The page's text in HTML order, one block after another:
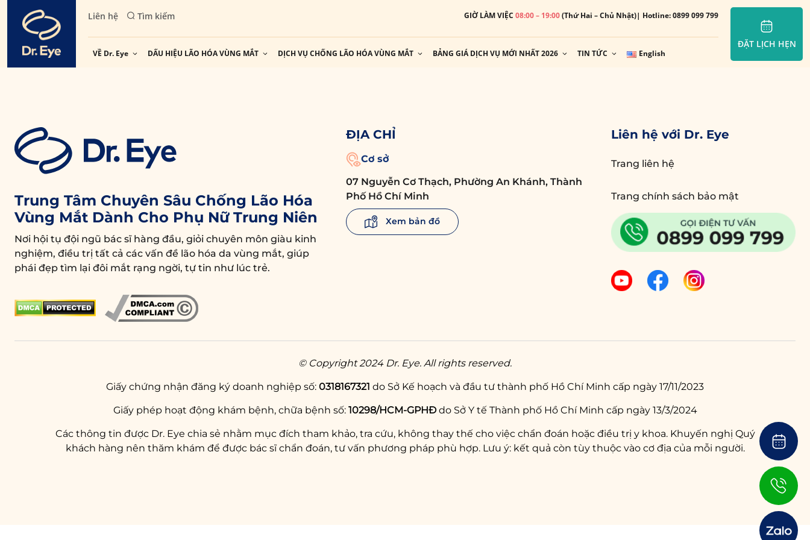
content
Liên hệ Tìm kiếm GIỜ LÀM VIỆC 08:00 – 19:00(Thứ Hai – Chủ Nhật)| Hotline: 0899 099 799
VỀ Dr. Eye DẤU HIỆU LÃO HÓA VÙNG MẮT DỊCH VỤ CHỐNG LÃO HÓA VÙNG MẮT BẢNG GIÁ DỊCH VỤ MỚI NHẤT 2026 TIN TỨC English
ĐẶT LỊCH HẸN
Trung Tâm Chuyên Sâu Chống Lão Hóa
Vùng Mắt Dành Cho Phụ Nữ Trung Niên
Nơi hội tụ đội ngũ bác sĩ hàng đầu, giỏi chuyên môn giàu kinh
nghiệm, điều trị tất cả các vấn đề lão hóa da vùng mắt, giúp
phái đẹp tìm lại đôi mắt rạng ngời, tự tin như lúc trẻ.
ĐỊA CHỈ
Cơ sở
07 Nguyễn Cơ Thạch, Phường An Khánh, Thành
Phố Hồ Chí Minh
Xem bản đồ
Liên hệ với Dr. Eye
Trang liên hệ
Trang chính sách bảo mật
© Copyright 2024 Dr. Eye. All rights reserved.
Giấy chứng nhận đăng ký doanh nghiệp số: 0318167321 do Sở Kế hoạch và đầu tư thành phố Hồ Chí Minh cấp ngày 17/11/2023
Giấy phép hoạt động khám bệnh, chữa bệnh số: 10298/HCM-GPHĐdo Sở Y tế Thành phố Hồ Chí Minh cấp ngày 13/3/2024
Các thông tin được Dr. Eye chia sẻ nhằm mục đích tham khảo, tra cứu, không thay thế cho việc chẩn đoán hoặc điều trị y khoa. Khuyến nghị Quý
khách hàng nên thăm khám để được bác sĩ chẩn đoán, tư vấn phương pháp phù hợp. Lưu ý: kết quả còn tùy thuộc vào cơ địa của mỗi người.